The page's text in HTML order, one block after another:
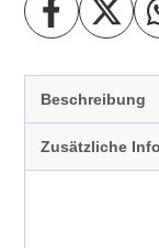
Beschreibung
Zusätzliche